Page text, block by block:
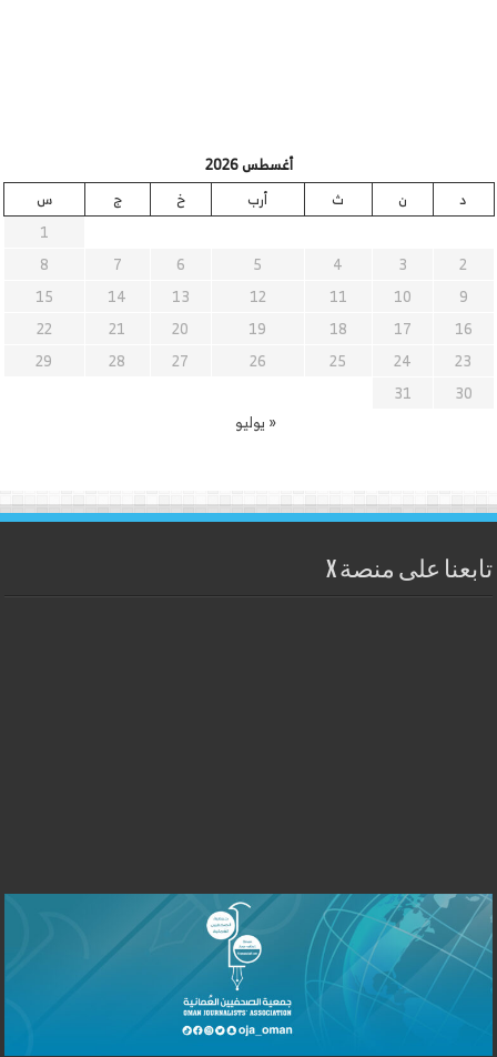
أغسطس 2026
د
ن ث أرب خ ج
س
1
2
3
4
5
6
7
8
9
10
11
12
13
14
15
16
17
18
19
20
21
22
23
24
25
26
27
28
29
30
31
« يوليو
تابعنا على منصة X